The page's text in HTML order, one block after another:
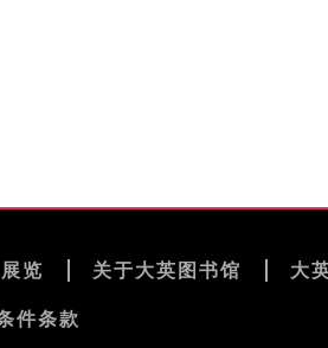
展览 关于大英图书馆 大
件条款